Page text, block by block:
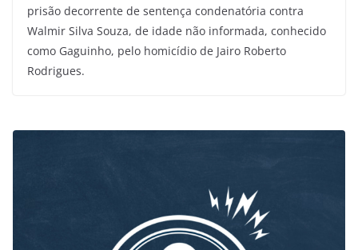
prisão decorrente de sentença condenatória contra
Walmir Silva Souza, de idade não informada, conhecido
como Gaguinho, pelo homicídio de Jairo Roberto
Rodrigues.